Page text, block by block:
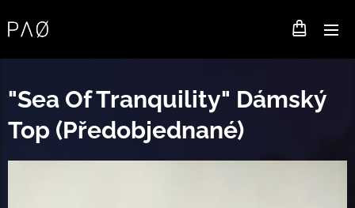
"Sea Of Tranquility" Dámský
Top (Předobjednané)